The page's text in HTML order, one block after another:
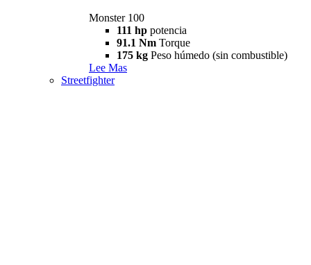
Monster 100
111 hp potencia
91.1 Nm Torque
175 kg Peso húmedo (sin combustible)
Lee Mas
Streetfighter